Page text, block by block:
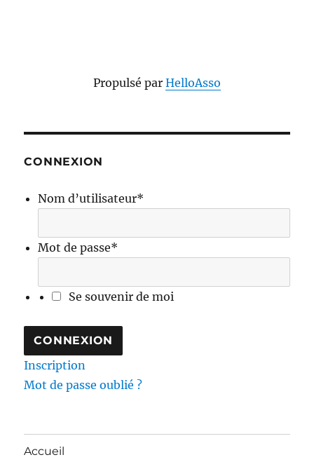
Propulsé par HelloAsso
CONNEXION
Nom d’utilisateur*
Mot de passe*
Se souvenir de moi
Inscription
Mot de passe oublié ?
Accueil